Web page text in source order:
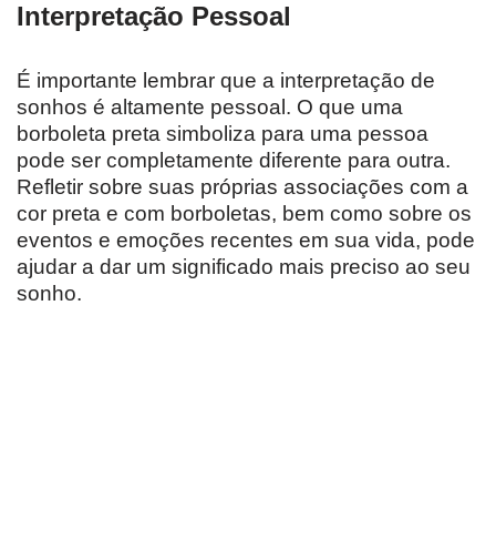
Interpretação Pessoal
É importante lembrar que a interpretação de
sonhos é altamente pessoal. O que uma
borboleta preta simboliza para uma pessoa
pode ser completamente diferente para outra.
Refletir sobre suas próprias associações com a
cor preta e com borboletas, bem como sobre os
eventos e emoções recentes em sua vida, pode
ajudar a dar um significado mais preciso ao seu
sonho.